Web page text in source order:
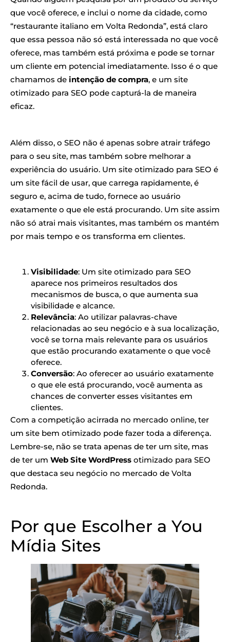
que você oferece, e inclui o nome da cidade, como
“restaurante italiano em Volta Redonda”, está claro
que essa pessoa não só está interessada no que você
oferece, mas também está próxima e pode se tornar
um cliente em potencial imediatamente. Isso é o que
chamamos de intenção de compra, e um site
otimizado para SEO pode capturá-la de maneira
eficaz.
Além disso, o SEO não é apenas sobre atrair tráfego
para o seu site, mas também sobre melhorar a
experiência do usuário. Um site otimizado para SEO é
um site fácil de usar, que carrega rapidamente, é
seguro e, acima de tudo, fornece ao usuário
exatamente o que ele está procurando. Um site assim
não só atrai mais visitantes, mas também os mantém
por mais tempo e os transforma em clientes.
Visibilidade: Um site otimizado para SEO
aparece nos primeiros resultados dos
mecanismos de busca, o que aumenta sua
visibilidade e alcance.
Relevância: Ao utilizar palavras-chave
relacionadas ao seu negócio e à sua localização,
você se torna mais relevante para os usuários
que estão procurando exatamente o que você
oferece.
Conversão: Ao oferecer ao usuário exatamente
o que ele está procurando, você aumenta as
chances de converter esses visitantes em
clientes.
Com a competição acirrada no mercado online, ter
um site bem otimizado pode fazer toda a diferença.
Lembre-se, não se trata apenas de ter um site, mas
de ter um Web Site WordPress otimizado para SEO
que destaca seu negócio no mercado de Volta
Redonda.
Por que Escolher a You
Mídia Sites